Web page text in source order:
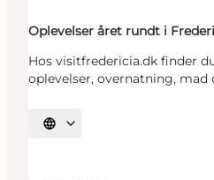
Oplevelser året rundt i
Hos visitfredericia.dk finder
oplevelser, overnatning, mad
Vælg sprog